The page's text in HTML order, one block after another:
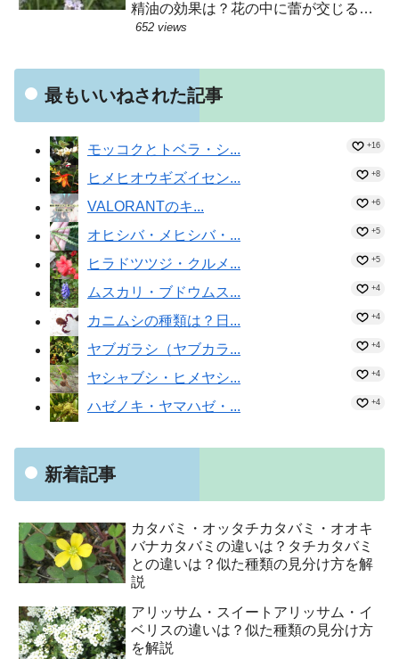
精油の効果は？花の中に蕾が交じるの
はなぜ？種子はヒツジが運んでい
652 views
最もいいねされた記事
モッコクとトベラ・シ... +16
ヒメヒオウギズイセン... +8
VALORANTのキ... +6
オヒシバ・メヒシバ・... +5
ヒラドツツジ・クルメ... +5
ムスカリ・ブドウムス... +4
カニムシの種類は？日... +4
ヤブガラシ（ヤブカラ... +4
ヤシャブシ・ヒメヤシ... +4
ハゼノキ・ヤマハゼ・... +4
新着記事
カタバミ・オッタチカタバミ・オオキ
バナカタバミの違いは？タチカタバミ
との違いは？似た種類の見分け方を解
説
アリッサム・スイートアリッサム・イ
ベリスの違いは？似た種類の見分け方
を解説